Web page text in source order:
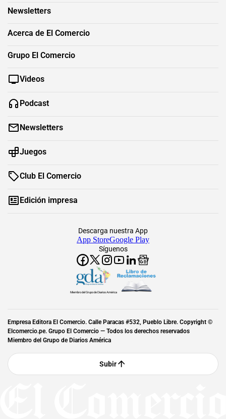
Newsletters
Acerca de El Comercio
Grupo El Comercio
Videos
Podcast
Newsletters
Juegos
Club El Comercio
Edición impresa
Síguenos
Descarga nuestra App
App StoreGoogle Play
Miembro del Grupo de Diarios América
Empresa Editora El Comercio. Calle Paracas #532, Pueblo Libre. Copyright ©
Elcomercio.pe. Grupo El Comercio — Todos los derechos reservados
Miembro del Grupo de Diarios América
Subir